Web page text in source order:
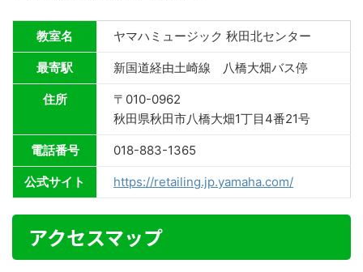
教室名 ヤマハミュージック 秋田北センター
最寄駅 新国道経由土崎線 八橋大畑バス停
住所
〒010-0962
秋田県秋田市八橋大畑1丁目4番21号
電話番号 018-883-1365
公式サイト https://retailing.jp.yamaha.com/
アクセスマップ